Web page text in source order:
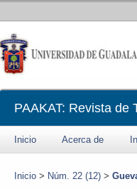
PAAKAT: Revista de
Inicio Acerca de
Inicio > Núm. 22 (12) >